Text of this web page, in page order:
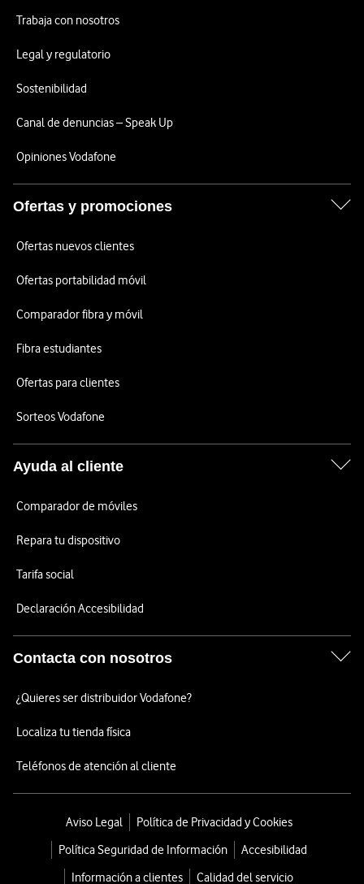
Trabaja con nosotros
Legal y regulatorio
Sostenibilidad
Canal de denuncias – Speak Up
Opiniones Vodafone
Ofertas y promociones
Ofertas nuevos clientes
Ofertas portabilidad móvil
Comparador fibra y móvil
Fibra estudiantes
Ofertas para clientes
Sorteos Vodafone
Ayuda al cliente
Comparador de móviles
Repara tu dispositivo
Tarifa social
Declaración Accesibilidad
Contacta con nosotros
¿Quieres ser distribuidor Vodafone?
Localiza tu tienda física
Teléfonos de atención al cliente
Aviso Legal
Política de Privacidad y Cookies
Política Seguridad de Información
Accesibilidad
Información a clientes
Calidad del servicio